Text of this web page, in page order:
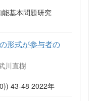
基本問題研究
形式が参与者の
川直樹
43-48 2022年